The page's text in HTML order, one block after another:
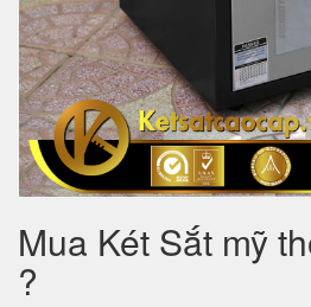
Mua Két Sắt mỹ
?